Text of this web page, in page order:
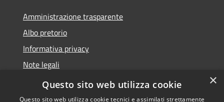
Amministrazione trasparente
Albo pretorio
Informativa privacy
Note legali
Dichiarazione di accessibilità
×
Questo sito web utilizza cookie
Questo sito web utilizza cookie tecnici e assimilati strettamente